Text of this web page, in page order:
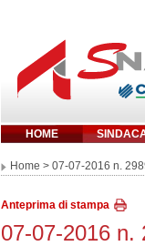
HOME
Home > 07-07-2016 n.
Anteprima di stampa
07-07-2016 n.